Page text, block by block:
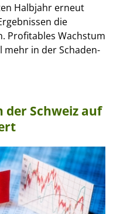
Halbjahr erneut
die
Profitables Wachstum
in der Schaden-
der Schweiz auf